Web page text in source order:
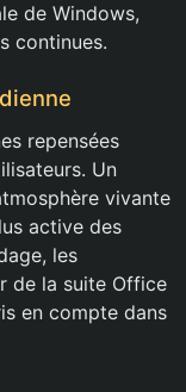
de Windows,
continues.
repensées
Un
vivante
active des
les
de la suite Office
en compte dans